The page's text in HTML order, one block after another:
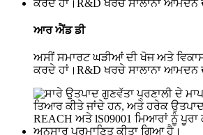
ਆਰ ਐਂਡ ਡੀ
ਅਸੀਂ ਸਮਾਰਟ ਘੜੀਆਂ ਦੀ ਖੋਜ ਅਤੇ
ਕਰਦੇ ਹਾਂ।R&D ਖਰਚੇ ਸਾਲਾਨਾ ਆਮਦਨ